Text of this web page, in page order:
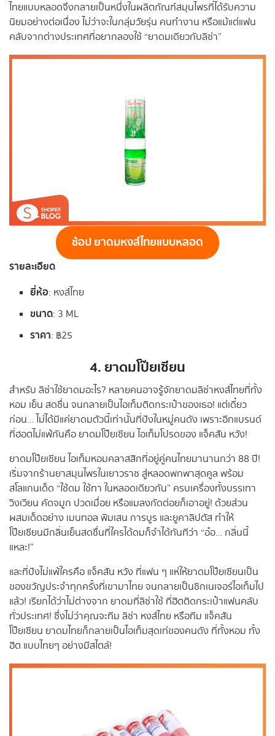
ไทยแบบหลอดจึงกลายเป็นหนึ่งในผลิตภัณฑ์สมุนไพรที่ได้รับความ
นิยมอย่างต่อเนื่อง ไม่ว่าจะในกลุ่มวัยรุ่น คนทำงาน หรือแม้แต่แฟน
คลับจากต่างประเทศที่อยากลองใช้ “ยาดมเดียวกับลิซ่า”
ช้อป ยาดมหงส์ไทยแบบหลอด
รายละเอียด
ยี่ห้อ: หงส์ไทย
ขนาด: 3 ML
ราคา: ฿25
4. ยาดมโป๊ยเซียน
สำหรับ ลิซ่าใช้ยาดมอะไร? หลายคนอาจรู้จักยาดมลิซ่าหงส์ไทยที่ทั้ง
หอม เย็น สดชื่น จนกลายเป็นไอเท็มติดกระเป๋าของเธอ! แต่เดี๋ยว
ก่อน… ไม่ได้มีแค่ยาดมตัวนี้เท่านั้นที่ปังในหมู่คนดัง เพราะอีกแบรนด์
ที่ฮอตไม่แพ้กันคือ ยาดมโป๊ยเซียน ไอเท็มโปรดของ แจ็คสัน หวัง!
ยาดมโป๊ยเซียน ไอเท็มหอมคลาสสิกที่อยู่คู่คนไทยมานานกว่า 88 ปี!
เริ่มจากร้านยาสมุนไพรในเยาวราช สู่หลอดพกพาสุดคูล พร้อม
สโลแกนเด็ด “ใช้ดม ใช้ทา ในหลอดเดียวกัน” ครบเครื่องทั้งบรรเทา
วิงเวียน คัดจมูก ปวดเมื่อย หรือแมลงกัดต่อยก็เอาอยู่! ด้วยส่วน
ผสมเด็ดอย่าง เมนทอล พิมเสน การบูร และยูคาลิปตัส ทำให้
โป๊ยเซียนมีกลิ่นเย็นสดชื่นที่ใครได้ดมก็จำได้ทันทีว่า “อ๋อ… กลิ่นนี้
แหละ!”
และที่ปังไม่แพ้ใครคือ แจ็คสัน หวัง ที่แฟน ๆ แห่ให้ยาดมโป๊ยเซียนเป็น
ของขวัญประจำทุกครั้งที่เขามาไทย จนกลายเป็นซิกเนเจอร์ไอเท็มไป
แล้ว! เรียกได้ว่าไม่ต่างจาก ยาดมที่ลิซ่าใช้ ที่ฮิตติดกระเป๋าแฟนคลับ
ทั่วประเทศ! ซึ่งไม่ว่าคุณจะทีม ลิซ่า หงส์ไทย หรือทีม แจ็คสัน
โป๊ยเซียน ยาดมไทยก็กลายเป็นไอเท็มสุดเท่ของคนดัง ที่ทั้งหอม ทั้ง
ฮิต แบบไทยๆ อย่างมีสไตล์!